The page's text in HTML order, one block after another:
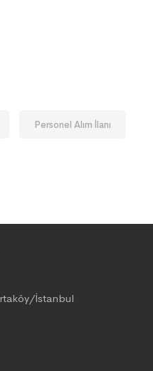
Personel Alım İlanı
İstanbul